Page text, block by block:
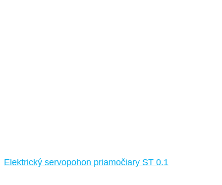
Elektrický servopohon priamočiary ST 0.1